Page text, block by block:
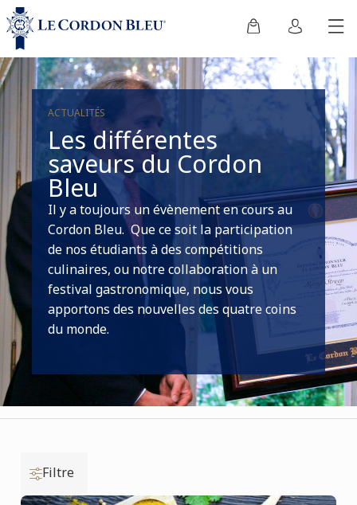
ACTUALITÉS
Les différentes
saveurs du Cordon
Bleu
Il y a toujours un évènement en cours au
Cordon Bleu. Que ce soit la participation
de nos étudiants à des compétitions
culinaires, ou notre collaboration à un
festival gastronomique, nous vous
apportons des nouvelles des quatre coins
du monde.
Filtre